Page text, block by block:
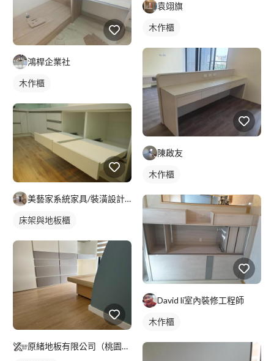
鴻桿企業社
木作櫃
美藝家系統家具/裝潢設計/統包服務
床架與地板櫃
原緒地板有限公司（桃園分公司）
袁翊旗
木作櫃
陳啟友
木作櫃
David li室內裝修工程師
木作櫃